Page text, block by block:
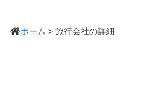
ホーム > 旅行会社の詳細